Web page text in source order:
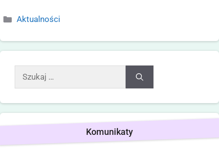
Aktualności
Komunikaty